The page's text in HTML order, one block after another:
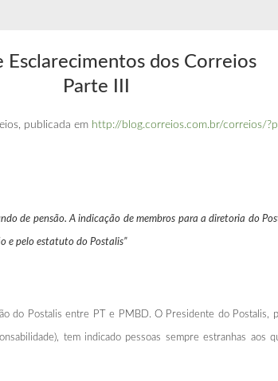
Esclarecimentos dos Correios
Parte III
publicada em http://blog.correios.com.br/correios/
de pensão. A indicação de membros para a diretoria do
e pelo estatuto do Postalis”
do Postalis entre PT e PMBD. O Presidente do Postalis,
tem indicado pessoas sempre estranhas aos